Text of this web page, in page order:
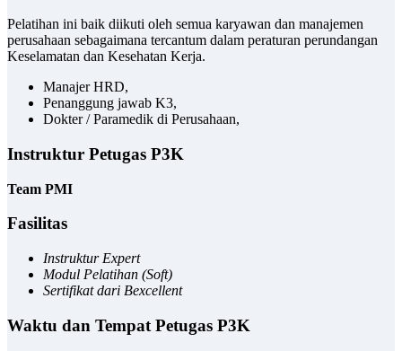
Pelatihan ini baik diikuti oleh semua karyawan dan manajemen
perusahaan sebagaimana tercantum dalam peraturan perundangan
Keselamatan dan Kesehatan Kerja.
Manajer HRD,
Penanggung jawab K3,
Dokter / Paramedik di Perusahaan,
Instruktur Petugas P3K
Team PMI
Fasilitas
Instruktur Expert
Modul Pelatihan (Soft)
Sertifikatdari Bexcellent
Waktu dan Tempat Petugas P3K